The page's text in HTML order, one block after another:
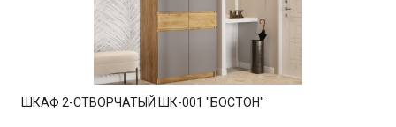
ШКАФ 2-СТВОРЧАТЫЙ ШК-001 "БОСТОН"